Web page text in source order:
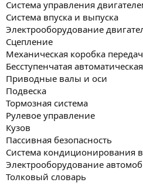
Система управления
Система впуска и выпуска
Электрооборудование
Сцепление
Механическая коробка передач
Бесступенчатая
Приводные валы и оси
Подвеска
Тормозная система
Рулевое управление
Кузов
Пассивная безопасность
Система кондиционирования
Электрооборудование
Толковый словарь